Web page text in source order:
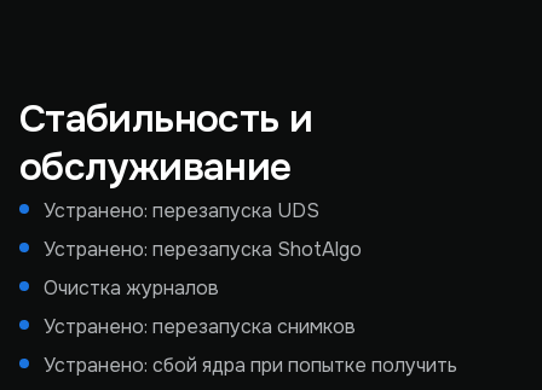
Стабильность и
обслуживание
Устранено: перезапуска UDS
Устранено: перезапуска ShotAlgo
Очистка журналов
Устранено: перезапуска снимков
Устранено: сбой ядра при попытке получить